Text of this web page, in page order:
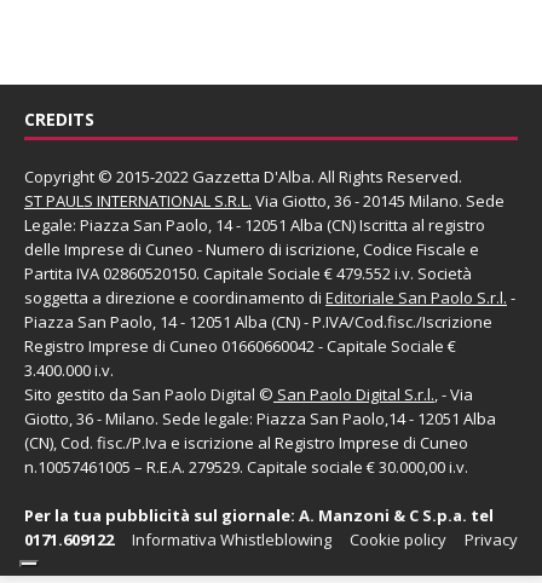
CREDITS
Copyright © 2015-2022 Gazzetta D'Alba. All Rights Reserved.
ST PAULS INTERNATIONAL S.R.L. Via Giotto, 36 - 20145 Milano. Sede
Legale: Piazza San Paolo, 14 - 12051 Alba (CN) Iscritta al registro
delle Imprese di Cuneo - Numero di iscrizione, Codice Fiscale e
Partita IVA 02860520150. Capitale Sociale € 479.552 i.v. Società
soggetta a direzione e coordinamento di Editoriale San Paolo S.r.l. -
Piazza San Paolo, 14 - 12051 Alba (CN) - P.IVA/Cod.fisc./Iscrizione
Registro Imprese di Cuneo 01660660042 - Capitale Sociale €
3.400.000 i.v.
Sito gestito da San Paolo Digital © San Paolo Digital S.r.l., - Via
Giotto, 36 - Milano. Sede legale: Piazza San Paolo,14 - 12051 Alba
(CN), Cod. fisc./P.Iva e iscrizione al Registro Imprese di Cuneo
n.10057461005 – R.E.A. 279529. Capitale sociale € 30.000,00 i.v.
Per la tua pubblicità sul giornale: A. Manzoni & C S.p.a. tel
0171.609122
Privacy
Cookie policy
Informativa Whistleblowing